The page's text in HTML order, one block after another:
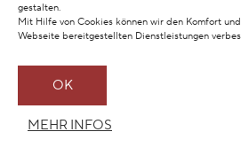
gestalten.
Mit Hilfe von Cookies können wir den Komfort
Webseite bereitgestellten Dienstleistungen
OK
MEHR INFOS